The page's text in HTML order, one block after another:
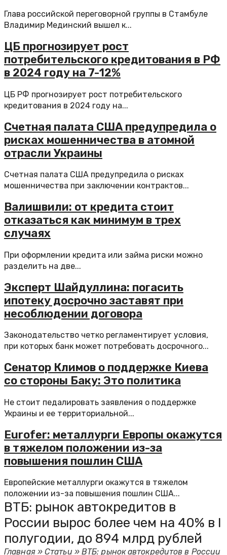
Глава российской переговорной группы в Стамбуле
Владимир Мединский вышел к...
ЦБ прогнозирует рост
потребительского кредитования в РФ
в 2024 году на 7-12%
ЦБ РФ прогнозирует рост потребительского
кредитования в 2024 году на...
Счетная палата США предупредила о
рисках мошенничества в атомной
отрасли Украины
Счетная палата США предупредила о рисках
мошенничества при заключении контрактов...
Валишвили: от кредита стоит
отказаться как минимум в трех
случаях
При оформлении кредита или займа риски можно
разделить на две...
Эксперт Шайдуллина: погасить
ипотеку досрочно заставят при
несоблюдении договора
Законодательство четко регламентирует условия,
при которых банк может потребовать досрочного...
Сенатор Климов о поддержке Киева
со стороны Баку: Это политика
Не стоит педалировать заявления о поддержке
Украины и ее территориальной...
Eurofer: металлурги Европы окажутся
в тяжелом положении из-за
повышения пошлин США
Европейские металлурги окажутся в тяжелом
положении из-за повышения пошлин США...
ВТБ: рынок автокредитов в
России вырос более чем на 40% в I
полугодии, до 894 млрд рублей
Главная»Статьи » ВТБ: рынок автокредитов в России